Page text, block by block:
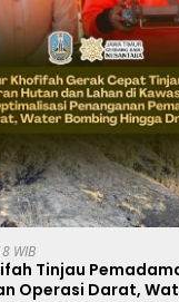
WIB
Tinjau
Operasi Darat,